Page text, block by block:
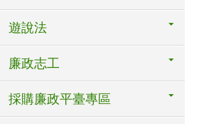
遊說法
廉政志工
採購廉政平臺專區